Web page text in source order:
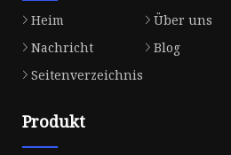
Heim Über uns
Nachricht
Blog
Seitenverzeichnis
Produkt